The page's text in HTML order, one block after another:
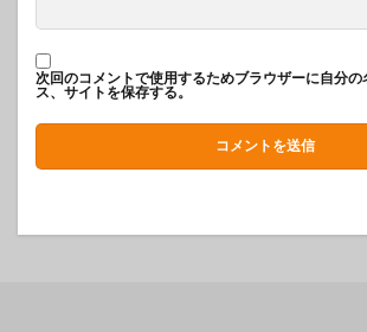
次回のコメントで使用するためブラウザーに自分の
ス、サイトを保存する。